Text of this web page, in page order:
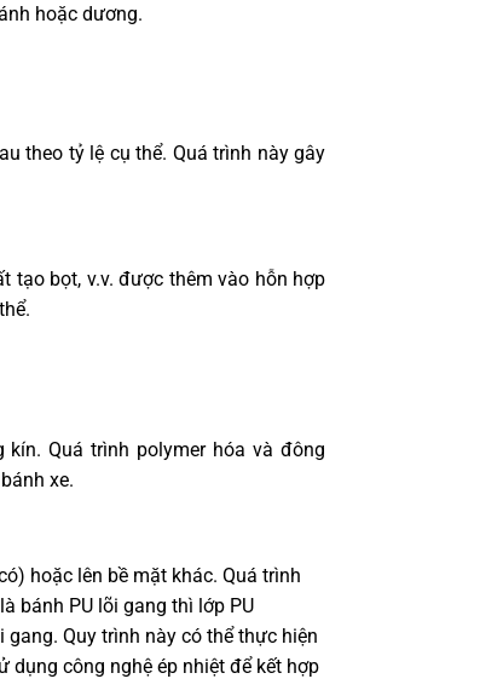
hoặc dương.
theo tỷ lệ cụ thể. Quá trình này gây
tạo bọt, v.v. được thêm vào hỗn hợp
Quá trình polymer hóa và đông
xe.
hoặc lên bề mặt khác. Quá trình
bánh PU lõi gang thì lớp PU
Quy trình này có thể thực hiện
dụng công nghệ ép nhiệt để kết hợp